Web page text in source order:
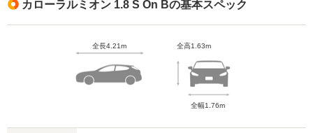
カローラルミオン 1.8 S On Bの基本スペック
全長4.21m 全高1.63m
全幅1.76m